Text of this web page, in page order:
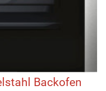
Backofen